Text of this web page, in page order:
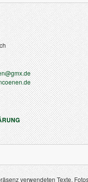
verwendeten Texte,